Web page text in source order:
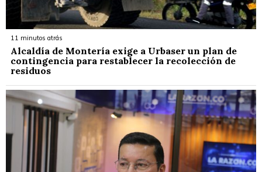
11 minutos atrás
Alcaldía de Montería exige a Urbaser un plan de
contingencia para restablecer la recolección de
residuos